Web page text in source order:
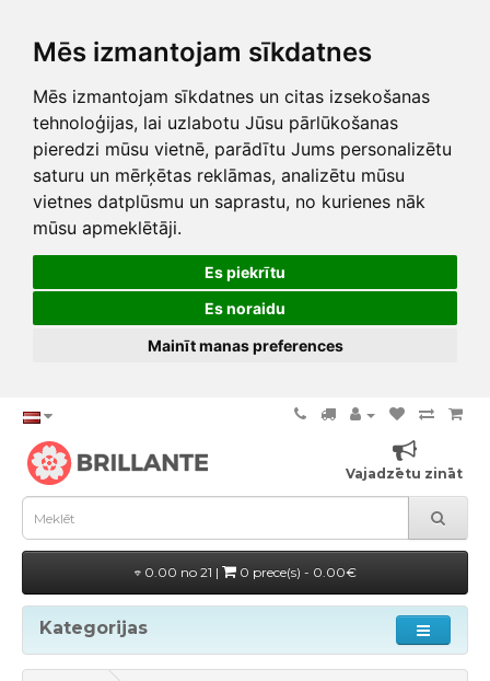
Mēs izmantojam sīkdatnes
Mēs izmantojam sīkdatnes un citas izsekošanas
tehnoloģijas, lai uzlabotu Jūsu pārlūkošanas
pieredzi mūsu vietnē, parādītu Jums personalizētu
saturu un mērķētas reklāmas, analizētu mūsu
vietnes datplūsmu un saprastu, no kurienes nāk
mūsu apmeklētāji.
Es piekrītu
Es noraidu
Mainīt manas preferences
Vajadzētu zināt
0.00 no 21 | 0 prece(s) - 0.00€
Kategorijas